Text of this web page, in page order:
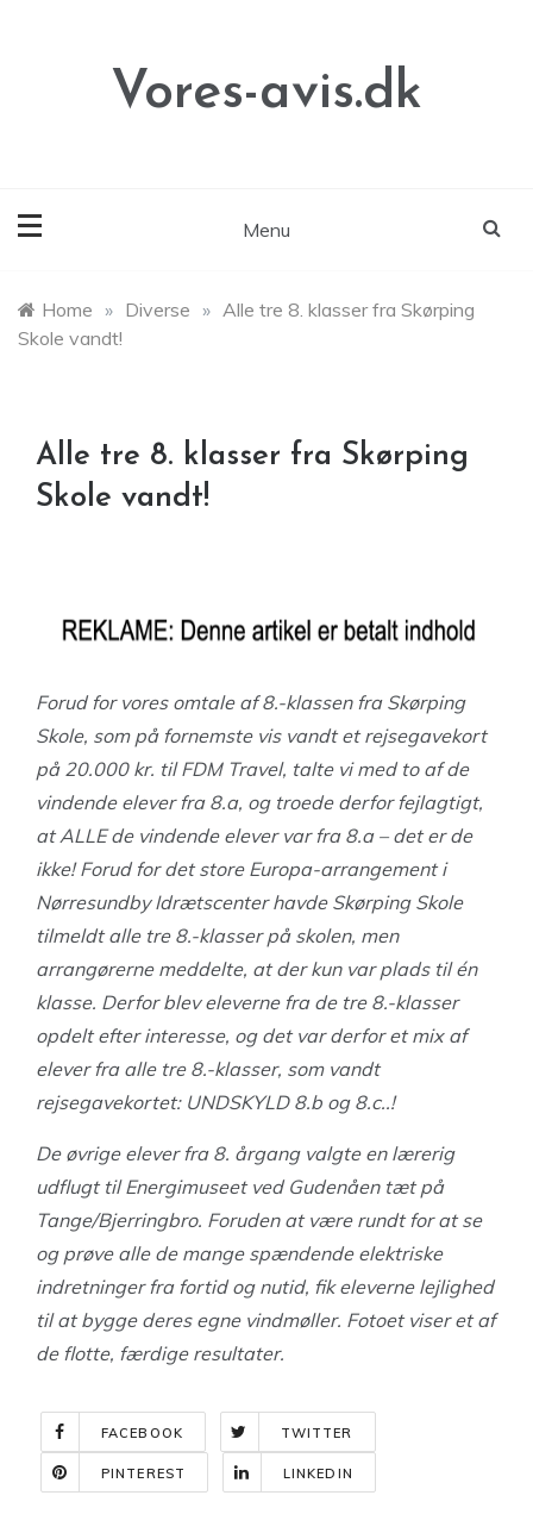
Vores-avis.dk
Menu
Home » Diverse » Alle tre 8. klasser fra Skørping
Skole vandt!
Alle tre 8. klasser fra Skørping
Skole vandt!
Forud for vores omtale af 8.-klassen fra Skørping
Skole, som på fornemste vis vandt et rejsegavekort
på 20.000 kr. til FDM Travel, talte vi med to af de
vindende elever fra 8.a, og troede derfor fejlagtigt,
at ALLE de vindende elever var fra 8.a – det er de
ikke! Forud for det store Europa-arrangement i
Nørresundby Idrætscenter havde Skørping Skole
tilmeldt alle tre 8.-klasser på skolen, men
arrangørerne meddelte, at der kun var plads til én
klasse. Derfor blev eleverne fra de tre 8.-klasser
opdelt efter interesse, og det var derfor et mix af
elever fra alle tre 8.-klasser, som vandt
rejsegavekortet: UNDSKYLD 8.b og 8.c..!
De øvrige elever fra 8. årgang valgte en lærerig
udflugt til Energimuseet ved Gudenåen tæt på
Tange/Bjerringbro. Foruden at være rundt for at se
og prøve alle de mange spændende elektriske
indretninger fra fortid og nutid, fik eleverne lejlighed
til at bygge deres egne vindmøller. Fotoet viser et af
de flotte, færdige resultater.
FACEBOOK TWITTER
PINTEREST LINKEDIN